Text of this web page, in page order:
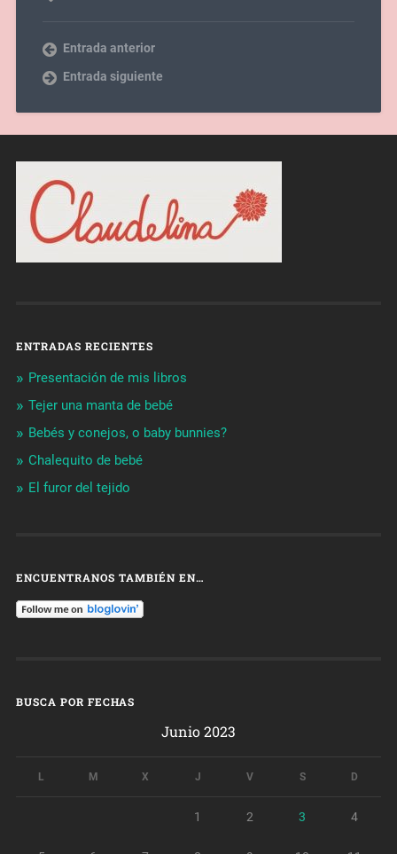
Entrada anterior
Entrada siguiente
ENTRADAS RECIENTES
Presentación de mis libros
Tejer una manta de bebé
Bebés y conejos, o baby bunnies?
Chalequito de bebé
El furor del tejido
ENCUENTRANOS TAMBIÉN EN…
BUSCA POR FECHAS
Junio 2023
L M X J V S D
1 2 3 4